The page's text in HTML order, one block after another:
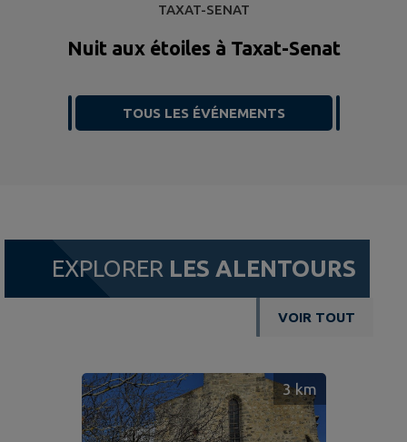
TAXAT-SENAT
Nuit aux étoiles à Taxat-Senat
TOUS LES ÉVÉNEMENTS
EXPLORER LES ALENTOURS
VOIR TOUT
3 km